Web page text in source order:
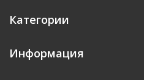
Категории
Информация